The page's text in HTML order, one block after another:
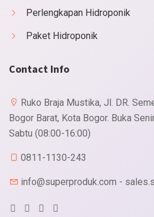
Perlengkapan Hidroponik
Paket Hidroponik
Contact Info
Ruko Braja Mustika, Jl. DR.
Bogor Barat, Kota Bogor. Buka
Sabtu (08:00-16:00)
0811-1130-243
info@superproduk.com -
Cookies & Privacy
shyness say ten behaved